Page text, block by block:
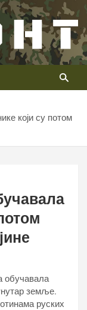
који су потом
обучавала
земље.
руских